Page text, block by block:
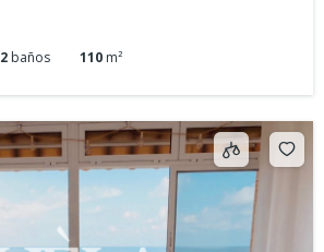
2 baños 110 m²